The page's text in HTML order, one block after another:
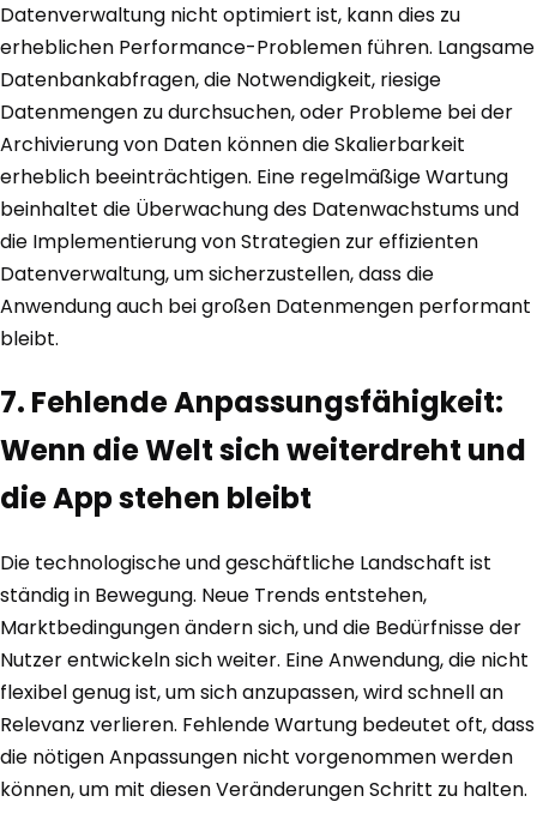
Datenverwaltung nicht optimiert ist, kann dies zu
erheblichen Performance-Problemen führen. Langsame
Datenbankabfragen, die Notwendigkeit, riesige
Datenmengen zu durchsuchen, oder Probleme bei der
Archivierung von Daten können die Skalierbarkeit
erheblich beeinträchtigen. Eine regelmäßige Wartung
beinhaltet die Überwachung des Datenwachstums und
die Implementierung von Strategien zur effizienten
Datenverwaltung, um sicherzustellen, dass die
Anwendung auch bei großen Datenmengen performant
bleibt.
7. Fehlende Anpassungsfähigkeit:
Wenn die Welt sich weiterdreht und
die App stehen bleibt
Die technologische und geschäftliche Landschaft ist
ständig in Bewegung. Neue Trends entstehen,
Marktbedingungen ändern sich, und die Bedürfnisse der
Nutzer entwickeln sich weiter. Eine Anwendung, die nicht
flexibel genug ist, um sich anzupassen, wird schnell an
Relevanz verlieren. Fehlende Wartung bedeutet oft, dass
die nötigen Anpassungen nicht vorgenommen werden
können, um mit diesen Veränderungen Schritt zu halten.